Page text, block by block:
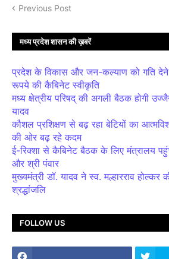
Previous Post
मध्य प्रदेश शासन की ख़बरें
प्रदेश के विकास और जन-कल्याण को गति
रूपये की कैबिनेट स्वीकृति
मध्य क्षेत्रीय परिषद् की अगली बैठक होगी
यादव
कौशल प्रशिक्षण से बढ़ रहा बेटियों का
की ओर बढ़ रहे कदम
ई-रिक्शा से कैबिनेट बैठक के लिए मंत्रालय
और श्री पंवार
मुख्यमंत्री डॉ. यादव ने स्व. मल्हारराव होल्कर
श्रद्धांजलि
FOLLOW US